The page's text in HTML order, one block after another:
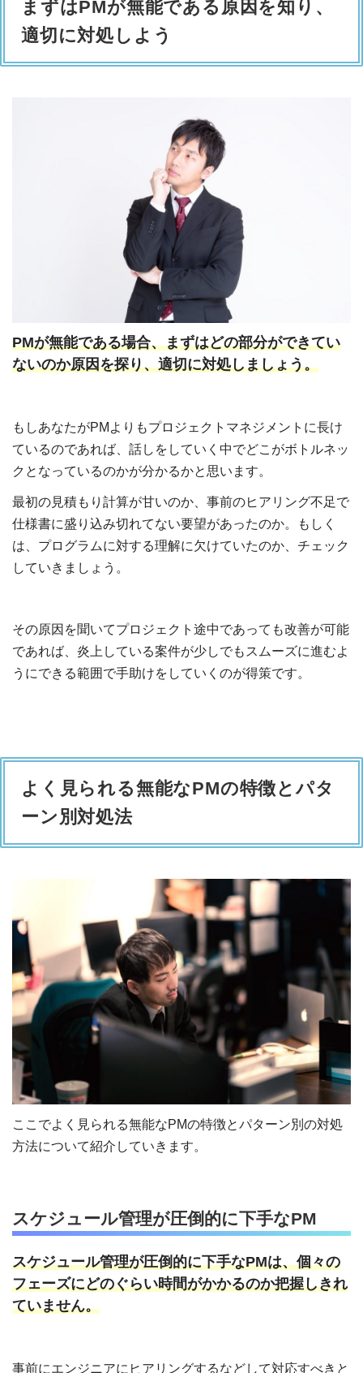
まずはPMが無能である原因を知り、
適切に対処しよう
PMが無能である場合、まずはどの部分ができてい
ないのか原因を探り、適切に対処しましょう。
もしあなたがPMよりもプロジェクトマネジメントに長け
ているのであれば、話しをしていく中でどこがボトルネッ
クとなっているのかが分かるかと思います。
最初の見積もり計算が甘いのか、事前のヒアリング不足で
仕様書に盛り込み切れてない要望があったのか。もしく
は、プログラムに対する理解に欠けていたのか、チェック
していきましょう。
その原因を聞いてプロジェクト途中であっても改善が可能
であれば、炎上している案件が少しでもスムーズに進むよ
うにできる範囲で手助けをしていくのが得策です。
よく見られる無能なPMの特徴とパタ
ーン別対処法
ここでよく見られる無能なPMの特徴とパターン別の対処
方法について紹介していきます。
スケジュール管理が圧倒的に下手なPM
スケジュール管理が圧倒的に下手なPMは、個々の
フェーズにどのぐらい時間がかかるのか把握しきれ
ていません。
事前にエンジニアにヒアリングするなどして対応すべきと